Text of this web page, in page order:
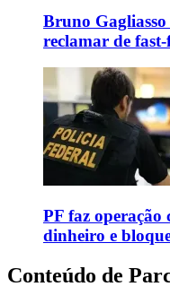
Bruno
reclamar de
PF faz operação
dinheiro e
Conteúdo de